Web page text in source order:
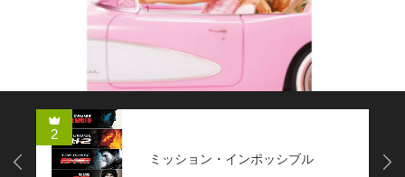
2
ミッション・インポッシブル
Next